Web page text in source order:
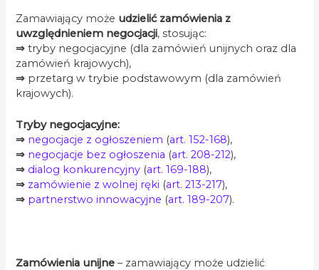
Zamawiający może udzielić zamówienia z
uwzględnieniem negocjacji, stosując:
⇒ tryby negocjacyjne (dla zamówień unijnych oraz dla
zamówień krajowych),
⇒ przetarg w trybie podstawowym (dla zamówień
krajowych).
Tryby negocjacyjne:
⇒ negocjacje z ogłoszeniem (art. 152-168),
⇒ negocjacje bez ogłoszenia (art. 208-212),
⇒ dialog konkurencyjny (art. 169-188),
⇒ zamówienie z wolnej ręki (art. 213-217),
⇒ partnerstwo innowacyjne (art. 189-207).
Zamówienia unijne– zamawiający może udzielić